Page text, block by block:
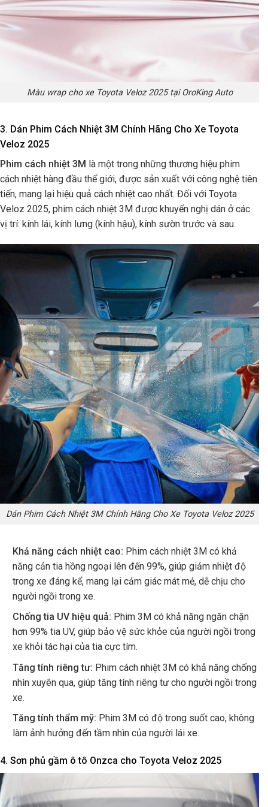
Màu wrap cho xe Toyota Veloz 2025 tại OroKing Auto
3. Dán Phim Cách Nhiệt 3M Chính Hãng Cho Xe Toyota
Veloz 2025
Phim cách nhiệt 3M là một trong những thương hiệu phim
cách nhiệt hàng đầu thế giới, được sản xuất với công nghệ tiên
tiến, mang lại hiệu quả cách nhiệt cao nhất. Đối với Toyota
Veloz 2025, phim cách nhiệt 3M được khuyến nghị dán ở các
vị trí: kính lái, kính lưng (kính hậu), kính sườn trước và sau.
Dán Phim Cách Nhiệt 3M Chính Hãng Cho Xe Toyota Veloz 2025
Khả năng cách nhiệt cao: Phim cách nhiệt 3M có khả
năng cản tia hồng ngoại lên đến 99%, giúp giảm nhiệt độ
trong xe đáng kể, mang lại cảm giác mát mẻ, dễ chịu cho
người ngồi trong xe.
Chống tia UV hiệu quả: Phim 3M có khả năng ngăn chặn
hơn 99% tia UV, giúp bảo vệ sức khỏe của người ngồi trong
xe khỏi tác hại của tia cực tím.
Tăng tính riêng tư: Phim cách nhiệt 3M có khả năng chống
nhìn xuyên qua, giúp tăng tính riêng tư cho người ngồi trong
xe.
Tăng tính thẩm mỹ: Phim 3M có độ trong suốt cao, không
làm ảnh hưởng đến tầm nhìn của người lái xe.
4. Sơn phủ gầm ô tô Onzca cho Toyota Veloz 2025